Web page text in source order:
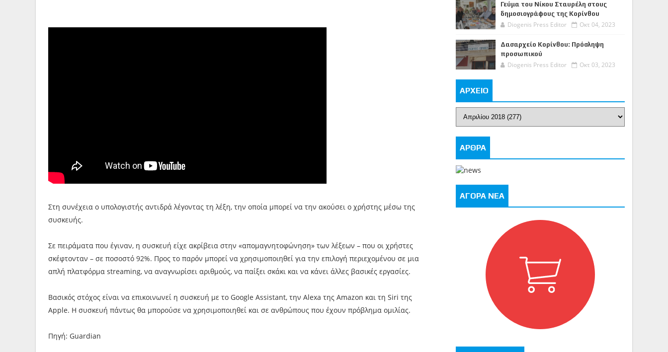
Στη συνέχεια ο υπολογιστής αντιδρά λέγοντας τη λέξη, την οποία μπορεί να την ακούσει ο χρήστης μέσω της
συσκευής.
Σε πειράματα που έγιναν, η συσκευή είχε ακρίβεια στην «απομαγνητοφώνηση» των λέξεων – που οι χρήστες
σκέφτονταν – σε ποσοστό 92%. Προς το παρόν μπορεί να χρησιμοποιηθεί για την επιλογή περιεχομένου σε μια
απλή πλατφόρμα streaming, να αναγνωρίσει αριθμούς, να παίξει σκάκι και να κάνει άλλες βασικές εργασίες.
Βασικός στόχος είναι να επικοινωνεί η συσκευή με τo Google Assistant, την Alexa της Amazon και τη Siri της
Apple. Η συσκευή πάντως θα μπορούσε να χρησιμοποιηθεί και σε ανθρώπους που έχουν πρόβλημα ομιλίας.
Πηγή: Guardian
Γεύμα του Νίκου Σταυρέλη στους
δημοσιογράφους της Κορίνθου
Diogenis Press Editor Οκτ 04, 2023
Δασαρχείο Κορίνθου: Πρόσληψη
προσωπικού
Diogenis Press Editor Οκτ 03, 2023
ΑΡΧΕΙΟ
ΑΡΘΡΑ
ΑΓΟΡΑ ΝΕΑ